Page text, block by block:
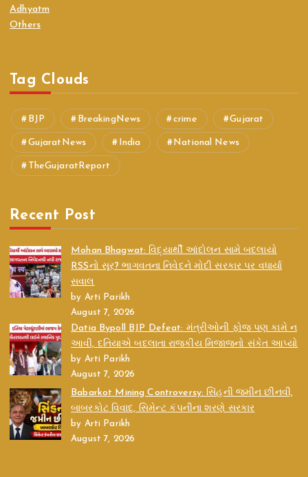
Adhyatm
Others
Tag Clouds
BJP BreakingNews crime Gujarat
GujaratNews India National News
TheGujaratReport
Recent Post
Mohan Bhagwat: વિદ્યાર્થી આંદોલન સામે બદલાયો
RSSનો સૂર? ભાગવતના નિવેદને મોદી સરકાર પર વધાર્યા
સવાલ
by Arti Parikh
August 7, 2026
Datia Bypoll BJP Defeat: મંત્રીઓની ફોજ પણ કામે ન
આવી, દતિયાએ બદલાતા રાજકીય મિજાજનો સંકેત આપ્યો
by Arti Parikh
August 7, 2026
Babarkot Mining Controversy: સિંહની જમીન છીનવી,
બાબરકોટ વિવાદ, સિમેન્ટ કંપનીના શરણે સરકાર
by Arti Parikh
August 7, 2026